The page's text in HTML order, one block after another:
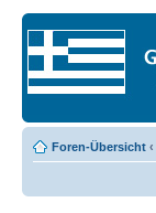
Foren-Übersicht ‹